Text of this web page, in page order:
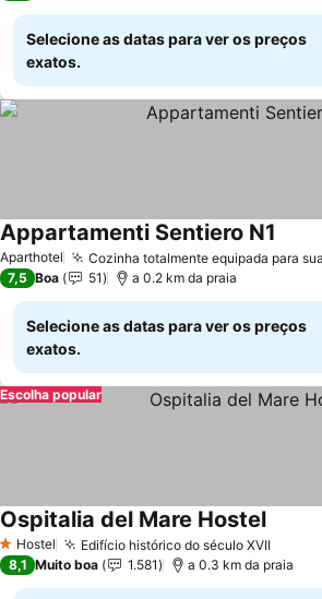
Selecione as datas para ver os preços
exatos.
Aparthotel Cozinha totalmente equipada para
Appartamenti Sentiero N1
7,5 Boa 51 a 0.2 km da praia
Selecione as datas para ver os preços
exatos.
Escolha popular
1 Estrelas
Hostel Edifício histórico do século XVIIVer
Ospitalia del Mare HostelVer
8,1 Muito boa 1.581 a 0.3 km da praia